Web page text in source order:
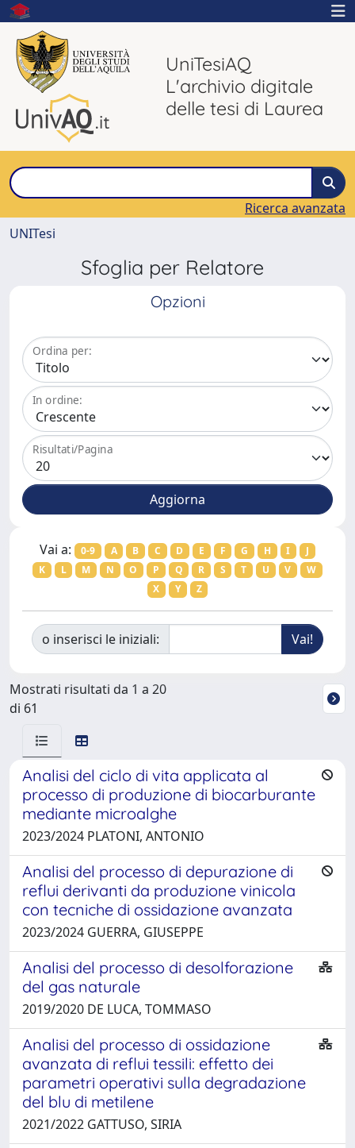
UniTesiAQ
L'archivio digitale
delle tesi di Laurea
Ricerca avanzata
UNITesi
Sfoglia per Relatore
Opzioni
Ordina per:
In ordine:
Risultati/Pagina
Vai a: 0-9 A B C D E F G H I
J
K
L M N O P Q R S T U V
W
X
Y Z
o inserisci le iniziali:
Mostrati risultati da 1 a 20
di 61
Analisi del ciclo di vita applicata al
processo di produzione di biocarburante
mediante microalghe
2023/2024 PLATONI, ANTONIO
Analisi del processo di depurazione di
reflui derivanti da produzione vinicola
con tecniche di ossidazione avanzata
2023/2024 GUERRA, GIUSEPPE
Analisi del processo di desolforazione
del gas naturale
2019/2020 DE LUCA, TOMMASO
Analisi del processo di ossidazione
avanzata di reflui tessili: effetto dei
parametri operativi sulla degradazione
del blu di metilene
2021/2022 GATTUSO, SIRIA